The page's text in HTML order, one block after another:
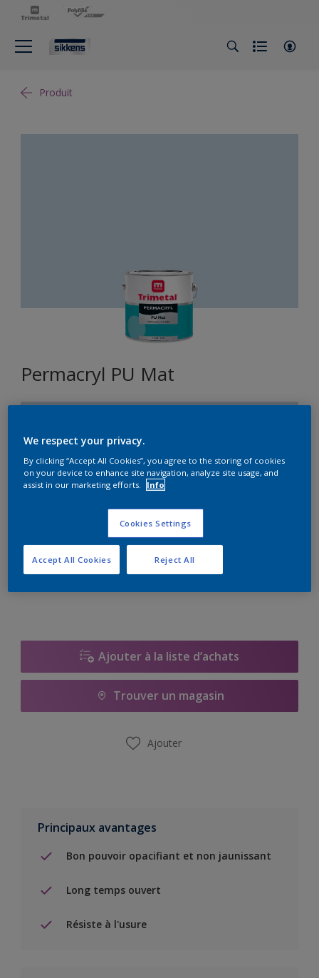
Produit
Permacryl PU Mat
Format
Ajouter à la liste d’achats
Trouver un magasin
Ajouter
Principaux avantages
Bon pouvoir opacifiant et non jaunissant
Long temps ouvert
Résiste à l'usure
We respect your privacy.
By clicking “Accept All Cookies”, you agree to the storing of cookies
on your device to enhance site navigation, analyze site usage, and
assist in our marketing efforts.
Info
Cookies Settings
Reject All
Accept All Cookies